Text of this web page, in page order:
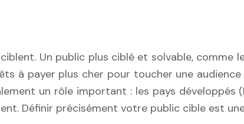
Un public plus ciblé et solvable, comme
à payer plus cher pour toucher une
un rôle important : les pays développés
Définir précisément votre public cible est